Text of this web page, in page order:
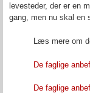
levesteder, der er en
gang, men nu skal en
Læs mere om
De faglige
De faglige